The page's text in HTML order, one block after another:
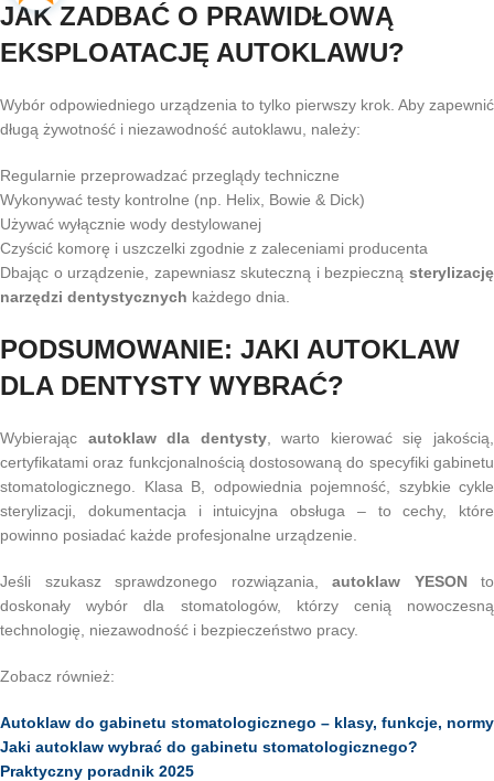
JAK ZADBAĆ O PRAWIDŁOWĄ
EKSPLOATACJĘ AUTOKLAWU?
Wybór odpowiedniego urządzenia to tylko pierwszy krok. Aby zapewnić
długą żywotność i niezawodność autoklawu, należy:
Regularnie przeprowadzać przeglądy techniczne
Wykonywać testy kontrolne (np. Helix, Bowie & Dick)
Używać wyłącznie wody destylowanej
Czyścić komorę i uszczelki zgodnie z zaleceniami producenta
Dbając o urządzenie, zapewniasz skuteczną i bezpieczną sterylizację
narzędzi dentystycznych każdego dnia.
PODSUMOWANIE: JAKI AUTOKLAW
DLA DENTYSTY WYBRAĆ?
Wybierając autoklaw dla dentysty, warto kierować się jakością,
certyfikatami oraz funkcjonalnością dostosowaną do specyfiki gabinetu
stomatologicznego. Klasa B, odpowiednia pojemność, szybkie cykle
sterylizacji, dokumentacja i intuicyjna obsługa – to cechy, które
powinno posiadać każde profesjonalne urządzenie.
Jeśli szukasz sprawdzonego rozwiązania, autoklaw YESONto
doskonały wybór dla stomatologów, którzy cenią nowoczesną
technologię, niezawodność i bezpieczeństwo pracy.
Zobacz również:
Autoklaw do gabinetu stomatologicznego – klasy, funkcje, normy
Jaki autoklaw wybrać do gabinetu stomatologicznego?
Praktyczny poradnik 2025